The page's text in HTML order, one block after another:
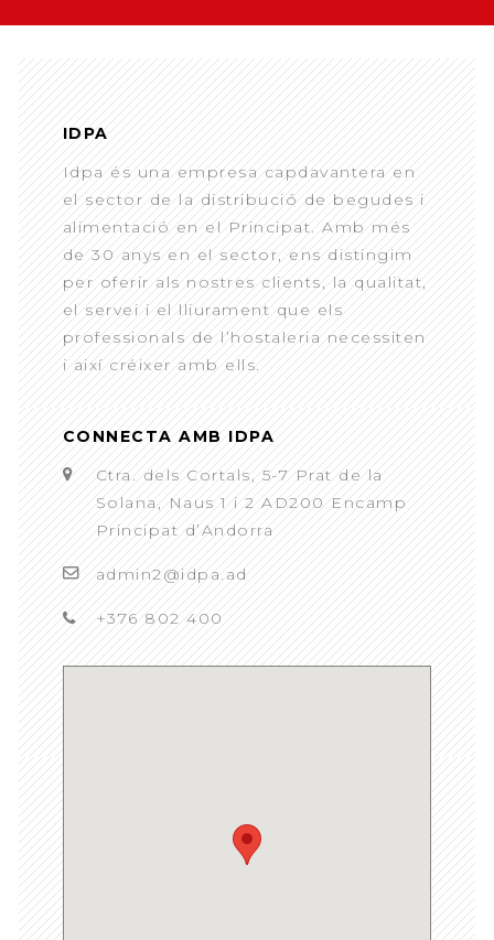
IDPA
Idpa és una empresa capdavantera en
el sector de la distribució de begudes i
alimentació en el Principat. Amb més
de 30 anys en el sector, ens distingim
per oferir als nostres clients, la qualitat,
el servei i el lliurament que els
professionals de l’hostaleria necessiten
i així créixer amb ells.
CONNECTA AMB IDPA
Ctra. dels Cortals, 5-7 Prat de la
Solana, Naus 1 i 2 AD200 Encamp
Principat d’Andorra
admin2@idpa.ad
+376 802 400